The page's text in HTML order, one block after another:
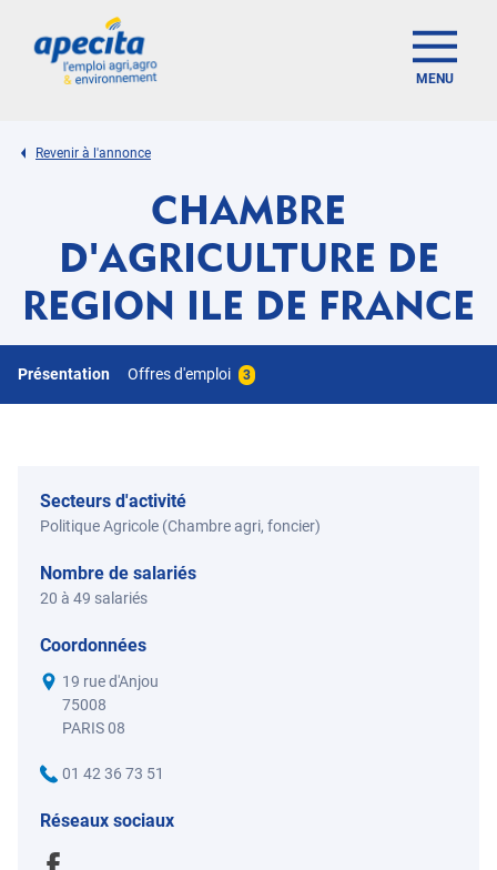
MENU
Revenir à l'annonce
CHAMBRE
D'AGRICULTURE DE
REGION ILE DE FRANCE
Présentation Offres d'emploi 3
Secteurs d'activité
Politique Agricole (Chambre agri, foncier)
Nombre de salariés
20 à 49 salariés
Coordonnées
19 rue d'Anjou
75008
PARIS 08
01 42 36 73 51
Réseaux sociaux